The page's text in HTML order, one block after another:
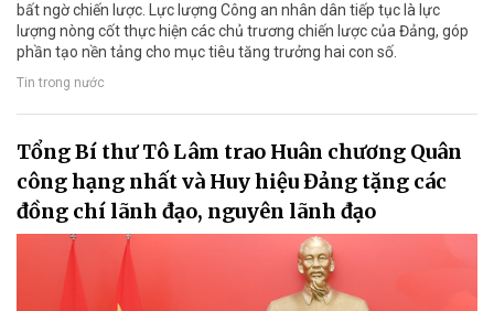
bất ngờ chiến lược. Lực lượng Công an nhân dân tiếp tục là lực
lượng nòng cốt thực hiện các chủ trương chiến lược của Đảng, góp
phần tạo nền tảng cho mục tiêu tăng trưởng hai con số.
Tin trong nước
Tổng Bí thư Tô Lâm trao Huân chương Quân
công hạng nhất và Huy hiệu Đảng tặng các
đồng chí lãnh đạo, nguyên lãnh đạo